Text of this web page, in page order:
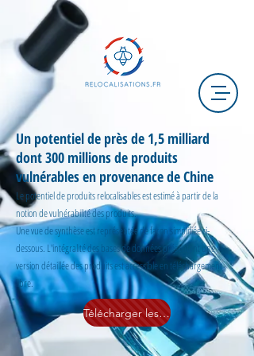
Un potentiel de près de 1,5 milliard
dont 300 millions de produits
vulnérables en provenance de Chine
Le potentiel de produits relocalisables est estimé à partir de la
notion de vulnérabilité des produits.
Une vue de synthèse est représentée de façon simplifiée ci-
dessous. L'intégralité des bases de données présentant une
version détaillée des produits est accessible en téléchargement
libre.
Télécharger les bases de données complètes